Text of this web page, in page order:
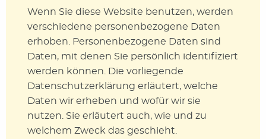
Wenn Sie diese Website benutzen, werden
verschiedene personenbezogene Daten
erhoben. Personenbezogene Daten sind
Daten, mit denen Sie persönlich identifiziert
werden können. Die vorliegende
Datenschutzerklärung erläutert, welche
Daten wir erheben und wofür wir sie
nutzen. Sie erläutert auch, wie und zu
welchem Zweck das geschieht.